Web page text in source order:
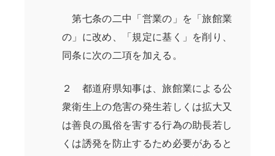
第七条の二中「営業の」を「旅館業
の」に改め、「規定に基く」を削り、
同条に次の二項を加える。
２ 都道府県知事は、旅館業による公
衆衛生上の危害の発生若しくは拡大又
は善良の風俗を害する行為の助長若し
くは誘発を防止するため必要があると